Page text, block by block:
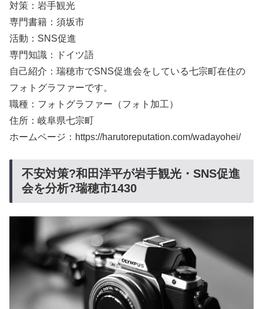
対策：岩手観光
専門書籍：須坂市
活動：SNS促進
専門知識：ドイツ語
自己紹介：瑞穂市でSNS促進会をしている七宗町在住の
フォトグラファーです。
職種：フォトグラファー（フォト加工）
住所：岐阜県七宗町
ホームページ：https://harutoreputation.com/wadayohei/
不安対策?和田洋平が岩手観光・SNS促進
会を分析?瑞穂市1430